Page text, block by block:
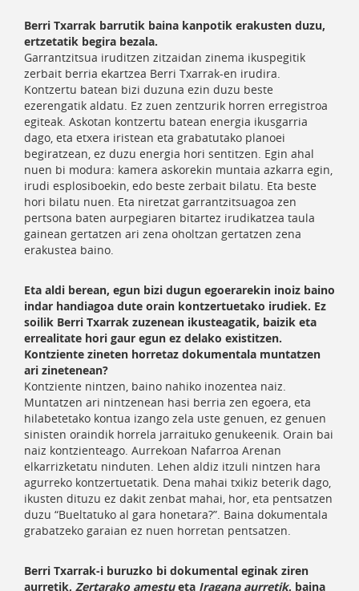
Berri Txarrak barrutik baina kanpotik erakusten duzu,
ertzetatik begira bezala.
Garrantzitsua iruditzen zitzaidan zinema ikuspegitik
zerbait berria ekartzea Berri Txarrak-en irudira.
Kontzertu batean bizi duzuna ezin duzu beste
ezerengatik aldatu. Ez zuen zentzurik horren erregistroa
egiteak. Askotan kontzertu batean energia ikusgarria
dago, eta etxera iristean eta grabatutako planoei
begiratzean, ez duzu energia hori sentitzen. Egin ahal
nuen bi modura: kamera askorekin muntaia azkarra egin,
irudi esplosiboekin, edo beste zerbait bilatu. Eta beste
hori bilatu nuen. Eta niretzat garrantzitsuagoa zen
pertsona baten aurpegiaren bitartez irudikatzea taula
gainean gertatzen ari zena oholtzan gertatzen zena
erakustea baino.
Eta aldi berean, egun bizi dugun egoerarekin inoiz baino
indar handiagoa dute orain kontzertuetako irudiek. Ez
soilik Berri Txarrak zuzenean ikusteagatik, baizik eta
errealitate hori gaur egun ez delako existitzen.
Kontziente zineten horretaz dokumentala muntatzen
ari zinetenean?
Kontziente nintzen, baino nahiko inozentea naiz.
Muntatzen ari nintzenean hasi berria zen egoera, eta
hilabetetako kontua izango zela uste genuen, ez genuen
sinisten oraindik horrela jarraituko genukeenik. Orain bai
naiz kontzienteago. Aurrekoan Nafarroa Arenan
elkarrizketatu ninduten. Lehen aldiz itzuli nintzen hara
agurreko kontzertuetatik. Dena mahai txikiz beterik dago,
ikusten dituzu ez dakit zenbat mahai, hor, eta pentsatzen
duzu “Bueltatuko al gara honetara?”. Baina dokumentala
grabatzeko garaian ez nuen horretan pentsatzen.
Berri Txarrak-i buruzko bi dokumental eginak ziren
aurretik, Zertarako amestueta Iragana aurretik, baina